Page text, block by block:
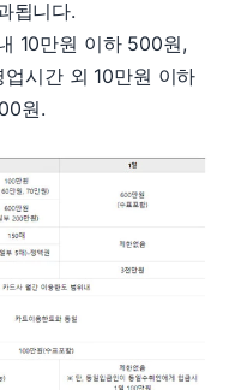
됩니다.
10만원 이하 500원,
시간 외 10만원 이하
원.